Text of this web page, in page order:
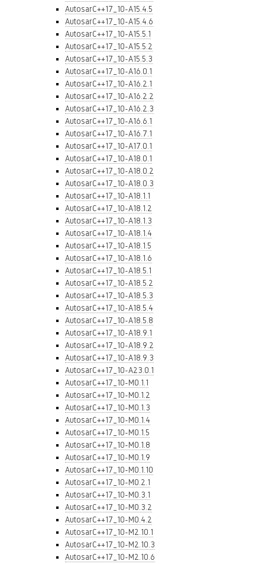
AutosarC++17_10-A15.4.5
AutosarC++17_10-A15.4.6
AutosarC++17_10-A15.5.1
AutosarC++17_10-A15.5.2
AutosarC++17_10-A15.5.3
AutosarC++17_10-A16.0.1
AutosarC++17_10-A16.2.1
AutosarC++17_10-A16.2.2
AutosarC++17_10-A16.2.3
AutosarC++17_10-A16.6.1
AutosarC++17_10-A16.7.1
AutosarC++17_10-A17.0.1
AutosarC++17_10-A18.0.1
AutosarC++17_10-A18.0.2
AutosarC++17_10-A18.0.3
AutosarC++17_10-A18.1.1
AutosarC++17_10-A18.1.2
AutosarC++17_10-A18.1.3
AutosarC++17_10-A18.1.4
AutosarC++17_10-A18.1.5
AutosarC++17_10-A18.1.6
AutosarC++17_10-A18.5.1
AutosarC++17_10-A18.5.2
AutosarC++17_10-A18.5.3
AutosarC++17_10-A18.5.4
AutosarC++17_10-A18.5.8
AutosarC++17_10-A18.9.1
AutosarC++17_10-A18.9.2
AutosarC++17_10-A18.9.3
AutosarC++17_10-A23.0.1
AutosarC++17_10-M0.1.1
AutosarC++17_10-M0.1.2
AutosarC++17_10-M0.1.3
AutosarC++17_10-M0.1.4
AutosarC++17_10-M0.1.5
AutosarC++17_10-M0.1.8
AutosarC++17_10-M0.1.9
AutosarC++17_10-M0.1.10
AutosarC++17_10-M0.2.1
AutosarC++17_10-M0.3.1
AutosarC++17_10-M0.3.2
AutosarC++17_10-M0.4.2
AutosarC++17_10-M2.10.1
AutosarC++17_10-M2.10.3
AutosarC++17_10-M2.10.6